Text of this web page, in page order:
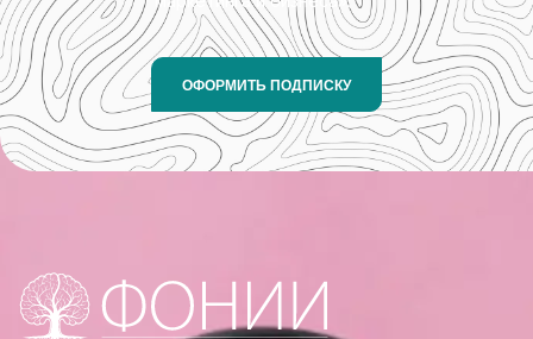
ОФОРМИТЬ ПОДПИСКУ